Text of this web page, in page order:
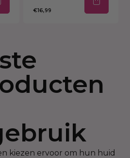
€16,99
kiezen ervoor om hun huid